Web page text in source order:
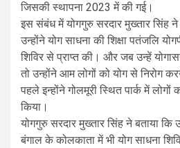
जिसकी स्थापना 2023 में की गई।
इस संबंध में योगगुरु सरदार मुख्तार सिंह ने
उन्होंने योग साधना की शिक्षा पतंजलि
शिविर से प्राप्त की। और जब उन्हें
तो उन्होंने आम लोगों को योग से निरोग
पहले इन्होंने गोलमूरी स्थित पार्क में
किया।
योगगुरु सरदार मुख्तार सिंह ने बताया
बंगाल के कोलकाता में भी योग साधना